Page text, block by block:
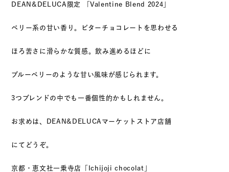
DEAN&DELUCA限定 「Valentine Blend 2024」
ベリー系の甘い香り。ビターチョコレートを思わせる
ほろ苦さに滑らかな質感。飲み進めるほどに
ブルーベリーのような甘い風味が感じられます。
3つブレンドの中でも一番個性的かもしれません。
お求めは、DEAN&DELUCAマーケットストア店舗
にてどうぞ。
京都・恵文社一乗寺店「Ichijoji chocolat」